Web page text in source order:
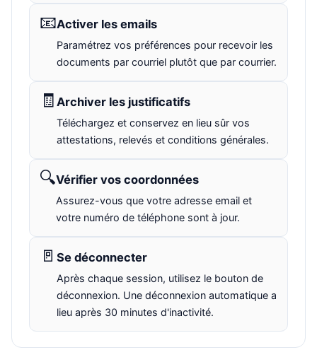
📧Activer les emails
Paramétrez vos préférences pour recevoir les
documents par courriel plutôt que par courrier.
🧾 Archiver les justificatifs
Téléchargez et conservez en lieu sûr vos
attestations, relevés et conditions générales.
🔍Vérifier vos coordonnées
Assurez-vous que votre adresse email et
votre numéro de téléphone sont à jour.
🚪 Se déconnecter
Après chaque session, utilisez le bouton de
déconnexion. Une déconnexion automatique a
lieu après 30 minutes d'inactivité.